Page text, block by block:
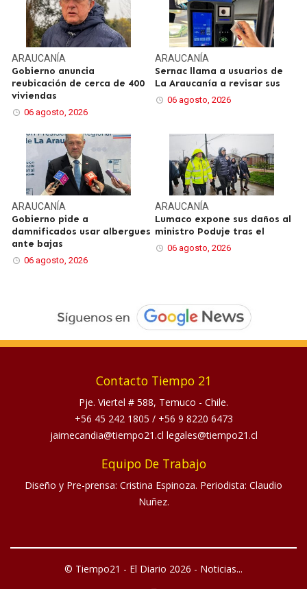
ARAUCANÍA
Gobierno anuncia
reubicación de cerca de 400
viviendas
06 agosto, 2026
ARAUCANÍA
Sernac llama a usuarios de
La Araucanía a revisar sus
06 agosto, 2026
ARAUCANÍA
Gobierno pide a
damnificados usar albergues
ante bajas
06 agosto, 2026
ARAUCANÍA
Lumaco expone sus daños al
ministro Poduje tras el
06 agosto, 2026
Contacto Tiempo 21
Pje. Viertel # 588, Temuco - Chile.
+56 45 242 1805 / +56 9 8220 6473
jaimecandia@tiempo21.cl legales@tiempo21.cl
Equipo De Trabajo
Diseño y Pre-prensa: Cristina Espinoza. Periodista: Claudio
Nuñez.
© Tiempo21 - El Diario 2026 - Noticias...